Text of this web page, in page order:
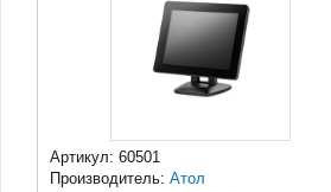
Артикул: 60501
Производитель: Атол